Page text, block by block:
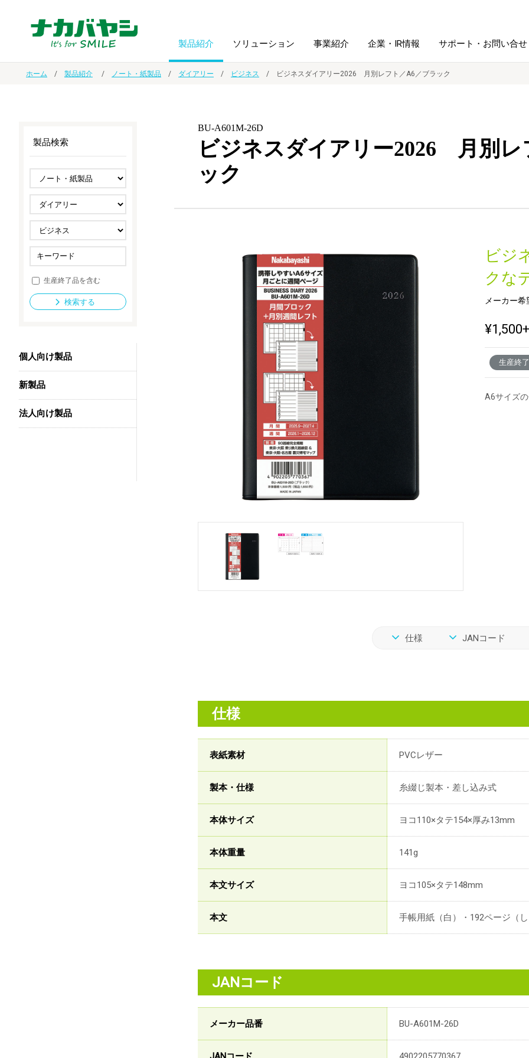
製品紹介
ノート・紙製品
ファイル・
ホルダー用品
スマートフォン・
タブレット関連
セキュリティ用品
法人向け製品 新製品一覧
ソリューション
オーダー手帳・ノベルティ制作 学校ソリューション
ドキュメントスキャニングサービス
導入事例
事業紹介 企業・IR情報
IR情報 沿革
サステナビリティ
サポート・お問い合せ
ホーム 製品紹介 ノート・紙製品 ダイアリー ビジネス ビジネスダイアリー2026 月別レフト／A6／ブラック
BU-A601M-26D
ビジネスダイアリー2026 月別レ
ック
ビジ
クな
メーカー
¥1,500
生産終
A6サイズ
仕様 JANコード
仕様
表紙素材 PVCレザー
製本・仕様 糸綴じ製本・差し込み式
本体サイズ ヨコ110×タテ154×厚み13mm
本体重量 141g
本文サイズ ヨコ105×タテ148mm
本文 手帳用紙（白）・192ページ（
JANコード
メーカー品番 BU-A601M-26D
製品検索
生産終了品を含む
検索する
個人向け製品
新製品
法人向け製品